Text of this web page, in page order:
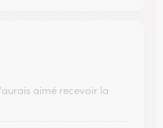
aimé recevoir la